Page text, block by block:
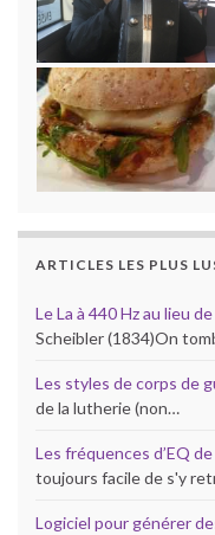
ARTICLES LES PLUS
Le La à 440 Hz au lieu
Scheibler (1834)On
Les styles de corps de
de la lutherie (non…
Les fréquences d’EQ
toujours facile de s'y
Logiciel pour générer